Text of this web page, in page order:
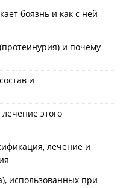
боязнь и как с ней
и почему
и
этого
лечение и
использованных при